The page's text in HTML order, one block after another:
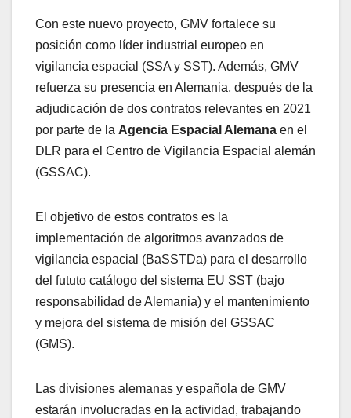
Con este nuevo proyecto, GMV fortalece su
posición como líder industrial europeo en
vigilancia espacial (SSA y SST). Además, GMV
refuerza su presencia en Alemania, después de la
adjudicación de dos contratos relevantes en 2021
por parte de la Agencia Espacial Alemana en el
DLR para el Centro de Vigilancia Espacial alemán
(GSSAC).
El objetivo de estos contratos es la
implementación de algoritmos avanzados de
vigilancia espacial (BaSSTDa) para el desarrollo
del fututo catálogo del sistema EU SST (bajo
responsabilidad de Alemania) y el mantenimiento
y mejora del sistema de misión del GSSAC
(GMS).
Las divisiones alemanas y española de GMV
estarán involucradas en la actividad, trabajando